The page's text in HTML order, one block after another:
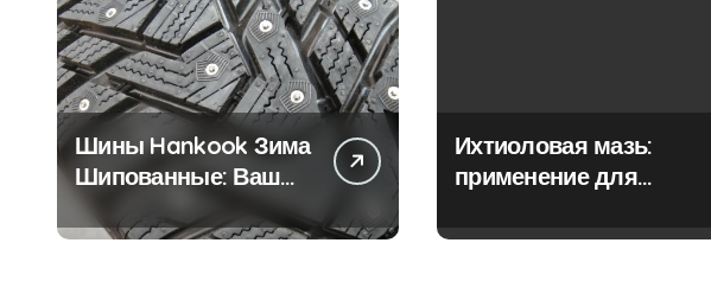
Шины Hankook Зима
Шипованные: Ваш
Надежный Партнёр
на Снежных Дорогах
Ихтиоловая мазь:
применение для